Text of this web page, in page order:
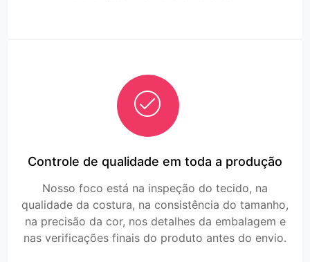
Controle de qualidade em toda a produção
Nosso foco está na inspeção do tecido, na
qualidade da costura, na consistência do tamanho,
na precisão da cor, nos detalhes da embalagem e
nas verificações finais do produto antes do envio.